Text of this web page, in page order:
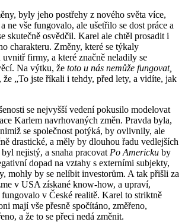
byly jeho postřehy z nového světa více,
ne vše fungovalo, ale ušetřilo se dost práce a
skutečně osvědčil. Karel ale chtěl prosadit i
charakteru. Změny, které se týkaly
uvnitř firmy, a které značně neladily se
Na výtku, že toto u nás nemůže fungovat,
„To jste říkali i tehdy, před lety, a vidíte, jak
se nejvyšší vedení pokusilo modelovat
Karlem navrhovaných změn. Pravda byla,
se společnost potýká, by ovlivnily, ale
drastické, a měly by dlouhou řadu vedlejších
nejistý, a snaha pracovat Po Americku by
dopad na vztahy s externími subjekty,
mohly by se nelíbit investorům. A tak přišli za
v USA získané know-how, a upraví,
v České realitě. Karel to striktně
mají vše přesně spočítáno, změřeno,
a že to se přeci nedá změnit.